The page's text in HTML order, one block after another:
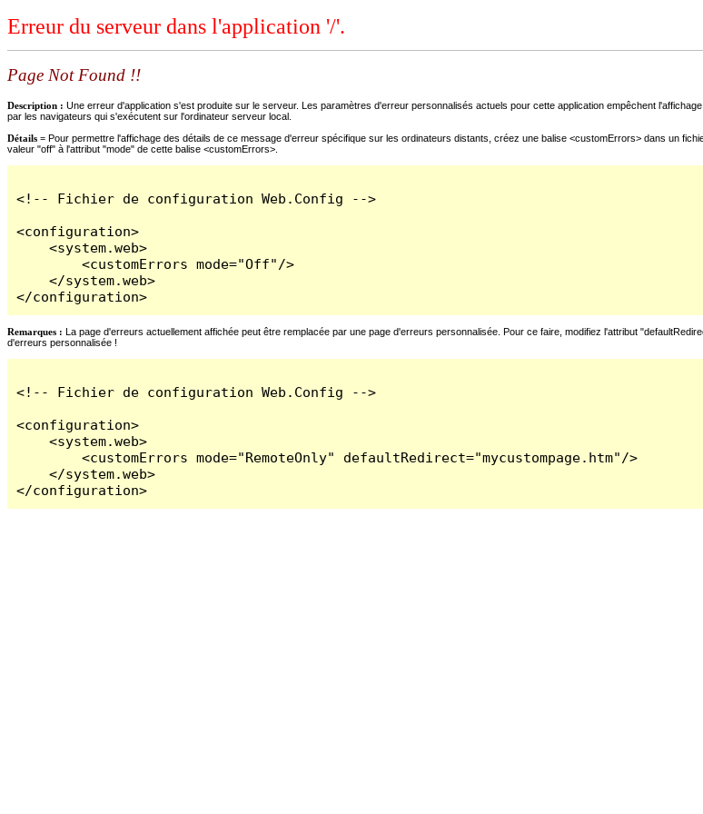
Erreur du serveur dans l'application '/'.
Page Not Found !!
Description : Une erreur d'application s'est produite sur le serveur. Les paramètres d'erreur personnalisés actuels pour cette application empêchent
par les navigateurs qui s'exécutent sur l'ordinateur serveur local.
Détails = Pour permettre l'affichage des détails de ce message d'erreur spécifique sur les ordinateurs distants, créez une balise <customErrors> dans un
valeur "off" à l'attribut "mode" de cette balise <customErrors>.
<!-- Fichier de configuration Web.Config -->
<configuration>
    <system.web>
        <customErrors mode="Off"/>
    </system.web>
</configuration>
Remarques : La page d'erreurs actuellement affichée peut être remplacée par une page d'erreurs personnalisée. Pour ce faire, modifiez l'attribut
d'erreurs personnalisée !
<!-- Fichier de configuration Web.Config -->
<configuration>
    <system.web>
        <customErrors mode="RemoteOnly" defaultRedirect="mycustompage.htm"/>
    </system.web>
</configuration>